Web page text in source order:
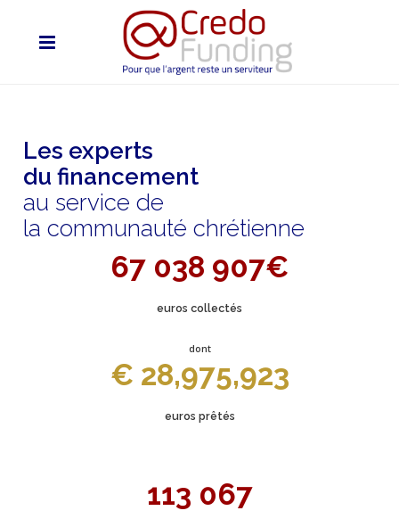
Les experts
du financement
au service de
la communauté chrétienne
67 038 907€
euros collectés
dont
€ 28,975,923
euros prêtés
113 067